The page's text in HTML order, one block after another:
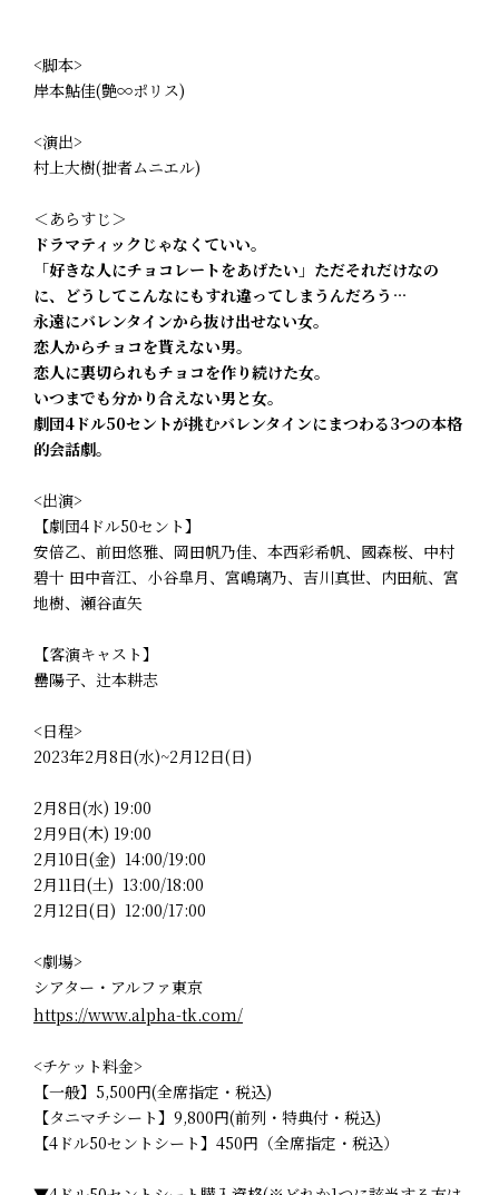
<脚本>
岸本鮎佳(艶∞ポリス)
<演出>
村上大樹(拙者ムニエル)
＜あらすじ＞
ドラマティックじゃなくていい。
「好きな人にチョコレートをあげたい」ただそれだけなの
に、どうしてこんなにもすれ違ってしまうんだろう…
永遠にバレンタインから抜け出せない女。
恋人からチョコを貰えない男。
恋人に裏切られもチョコを作り続けた女。
いつまでも分かり合えない男と女。
劇団4ドル50セントが挑むバレンタインにまつわる3つの本格
的会話劇。
<出演>
【劇団4ドル50セント】
安倍乙、前田悠雅、岡田帆乃佳、本西彩希帆、國森桜、中村
碧十 田中音江、小谷皐月、宮嶋璃乃、吉川真世、内田航、宮
地樹、瀬谷直矢
【客演キャスト】
罍陽子、辻本耕志
<日程>
2023年2月8日(水)~2月12日(日)
2月8日(水) 19:00
2月9日(木) 19:00
2月10日(金) 14:00/19:00
2月11日(土) 13:00/18:00
2月12日(日) 12:00/17:00
<劇場>
シアター・アルファ東京
https://www.alpha-tk.com/
<チケット料金>
【一般】5,500円(全席指定・税込)
【タニマチシート】9,800円(前列・特典付・税込)
【4ドル50セントシート】450円（全席指定・税込）